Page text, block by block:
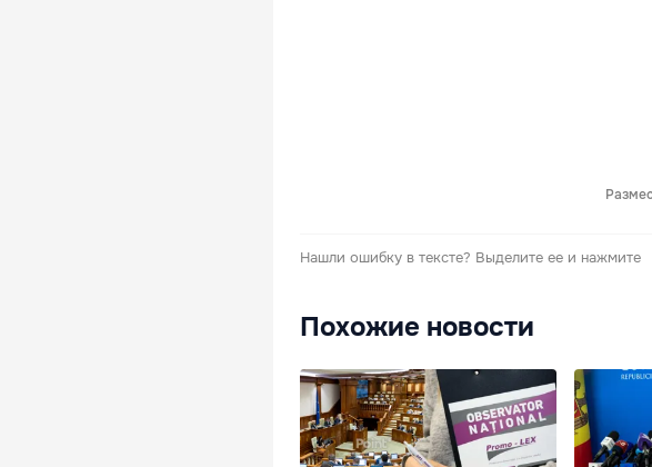
Нашли ошибку в тексте? Выделите ее и нажмите
Похожие новости